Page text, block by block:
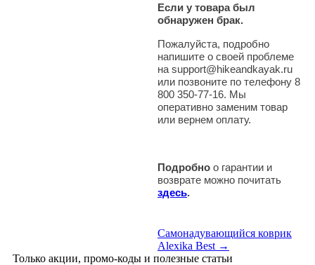
Если у товара был
обнаружен брак.
Пожалуйста, подробно
напишите о своей проблеме
на support@hikeandkayak.ru
или позвоните по телефону 8
800 350-77-16. Мы
оперативно заменим товар
или вернем оплату.
Подробно о гарантии и
возврате можно почитать
здесь.
Самонадувающийся коврик
Alexika Best →
Только акции, промо-коды и полезные статьи